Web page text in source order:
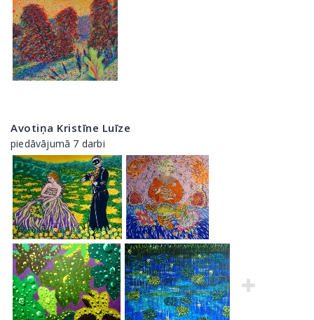
Avotiņa Kristīne Luīze
piedāvājumā 7 darbi